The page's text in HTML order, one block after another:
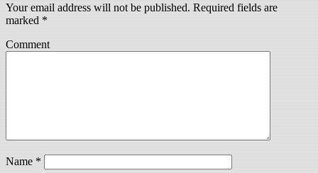
Your email address will not be published. Required fields are
marked *
Comment
Name *